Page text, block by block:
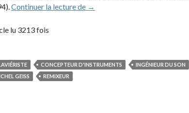
Continuer la lecture de Michel Geiss (1976-1995)
→
lu 3213 fois
CONCEPTEUR D'INSTRUMENTS INGÉNIEUR DU SON
GEISS
REMIXEUR